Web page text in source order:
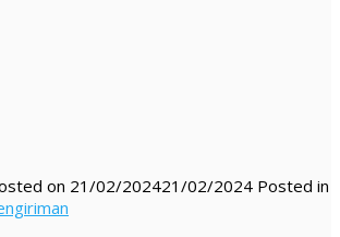
on 21/02/202421/02/2024 Posted in